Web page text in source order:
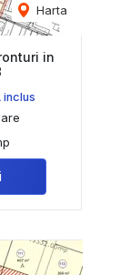
Harta
in
inclus